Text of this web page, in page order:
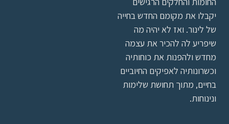
יקבלו את מקומם החדש בחייה
של לינור. ואז לא יהיה מה
שיפריע לה להכיר את עצמה
מחדש ולהפנות את כוחותיה
וכשרונותיה לאפיקים החיוביים
בחיים, מתוך תחושת שלימות
ונינוחות.